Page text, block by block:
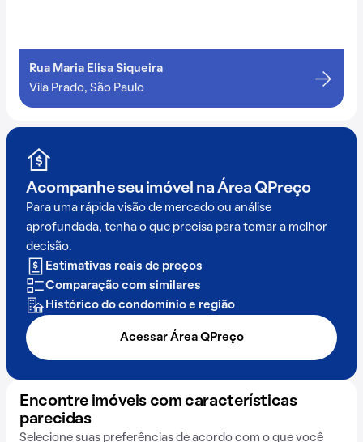
Rua Maria Elisa Siqueira
Vila Prado, São Paulo
Acompanhe seu imóvel na Área QPreço
Para uma rápida visão de mercado ou análise
aprofundada, tenha o que precisa para tomar a melhor
decisão.
Estimativas reais de preços
Comparação com similares
Histórico do condomínio e região
Acessar Área QPreço
Encontre imóveis com características
parecidas
Selecione suas preferências de acordo com o que você